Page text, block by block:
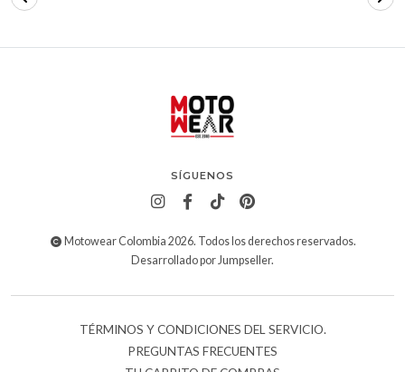
SÍGUENOS
Motowear Colombia 2026. Todos los derechos reservados.
Desarrollado por Jumpseller.
TÉRMINOS Y CONDICIONES DEL SERVICIO.
PREGUNTAS FRECUENTES